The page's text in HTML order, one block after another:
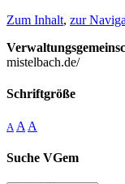
Zum Inhalt, zur
mistelbach.de/
Schriftgröße
A A A
Suche VGem